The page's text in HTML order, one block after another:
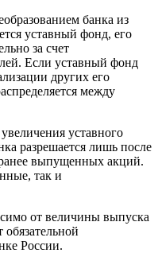
банка из
уставный фонд, его
за счет
Если уставный фонд
других его
между
уставного
разрешается лишь после
выпущенных акций.
так и
от величины выпуска
России.